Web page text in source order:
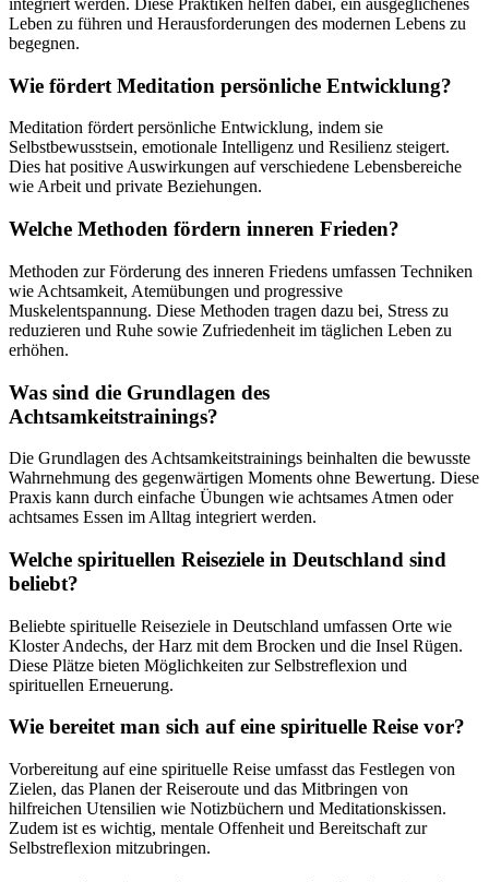
integriert werden. Diese Praktiken helfen dabei, ein ausgeglichenes
Leben zu führen und Herausforderungen des modernen Lebens zu
begegnen.
Wie fördert Meditation persönliche Entwicklung?
Meditation fördert persönliche Entwicklung, indem sie
Selbstbewusstsein, emotionale Intelligenz und Resilienz steigert.
Dies hat positive Auswirkungen auf verschiedene Lebensbereiche
wie Arbeit und private Beziehungen.
Welche Methoden fördern inneren Frieden?
Methoden zur Förderung des inneren Friedens umfassen Techniken
wie Achtsamkeit, Atemübungen und progressive
Muskelentspannung. Diese Methoden tragen dazu bei, Stress zu
reduzieren und Ruhe sowie Zufriedenheit im täglichen Leben zu
erhöhen.
Was sind die Grundlagen des
Achtsamkeitstrainings?
Die Grundlagen des Achtsamkeitstrainings beinhalten die bewusste
Wahrnehmung des gegenwärtigen Moments ohne Bewertung. Diese
Praxis kann durch einfache Übungen wie achtsames Atmen oder
achtsames Essen im Alltag integriert werden.
Welche spirituellen Reiseziele in Deutschland sind
beliebt?
Beliebte spirituelle Reiseziele in Deutschland umfassen Orte wie
Kloster Andechs, der Harz mit dem Brocken und die Insel Rügen.
Diese Plätze bieten Möglichkeiten zur Selbstreflexion und
spirituellen Erneuerung.
Wie bereitet man sich auf eine spirituelle Reise vor?
Vorbereitung auf eine spirituelle Reise umfasst das Festlegen von
Zielen, das Planen der Reiseroute und das Mitbringen von
hilfreichen Utensilien wie Notizbüchern und Meditationskissen.
Zudem ist es wichtig, mentale Offenheit und Bereitschaft zur
Selbstreflexion mitzubringen.